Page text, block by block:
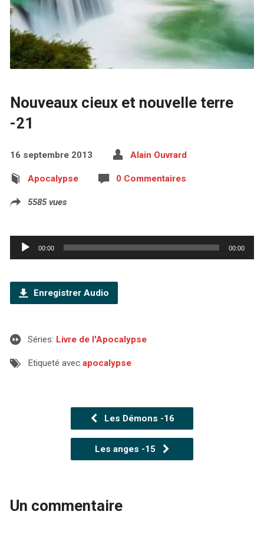
Nouveaux cieux et nouvelle terre
-21
16 septembre 2013 Alain Ouvrard
Apocalypse 0 Commentaires
5585 vues
Lecteur
audio
00:00 00:00
Enregistrer Audio
Séries: Livre de l'Apocalypse
Etiqueté avec apocalypse
Les Démons -16
Les anges -15
Un commentaire